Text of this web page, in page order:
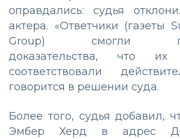
оправдались: судья
актера. «Ответчики (газеты
Group) смогли
доказательства, что их
соответствовали
говорится в решении суда.
Более того, судья добавил,
Эмбер Херд в адрес